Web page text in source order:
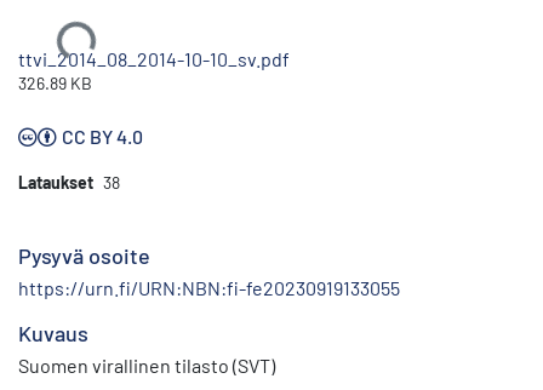
Ladataan...
ttvi_2014_08_2014-10-10_sv.pdf
326.89 KB
CC BY 4.0
Lataukset 38
Pysyvä osoite
https://urn.fi/URN:NBN:fi-fe20230919133055
Kuvaus
Suomen virallinen tilasto (SVT)